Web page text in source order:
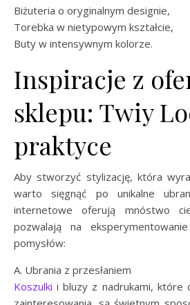
Biżuteria o oryginalnym designie,
Torebka w nietypowym kształcie,
Buty w intensywnym kolorze.
Inspiracje z
sklepu: Twiy
praktyce
Aby stworzyć stylizację, która
warto sięgnąć po unikalne
internetowe oferują mnóstwo
pozwalają na
pomysłów:
A. Ubrania z przesłaniem
Koszulki i bluzy z nadrukami, które